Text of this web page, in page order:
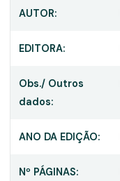
AUTOR:
EDITORA:
Obs./ Outros
dados:
ANO DA EDIÇÃO:
Nº PÁGINAS: